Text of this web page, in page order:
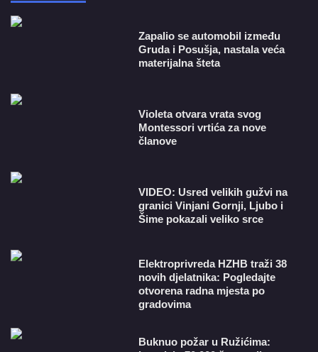
Zapalio se automobil između
Gruda i Posušja, nastala veća
materijalna šteta
Violeta otvara vrata svog
Montessori vrtića za nove
članove
VIDEO: Usred velikih gužvi na
granici Vinjani Gornji, Ljubo i
Šime pokazali veliko srce
​Elektroprivreda HZHB traži 38
novih djelatnika: Pogledajte
otvorena radna mjesta po
gradovima
Buknuo požar u Ružićima: